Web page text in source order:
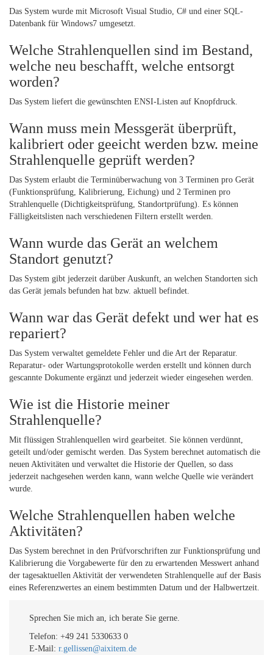
Das System wurde mit Microsoft Visual Studio, C# und einer SQL-
Datenbank für Windows7 umgesetzt.
Welche Strahlenquellen sind im Bestand,
welche neu beschafft, welche entsorgt
worden?
Das System liefert die gewünschten ENSI-Listen auf Knopfdruck.
Wann muss mein Messgerät überprüft,
kalibriert oder geeicht werden bzw. meine
Strahlenquelle geprüft werden?
Das System erlaubt die Terminüberwachung von 3 Terminen pro Gerät
(Funktionsprüfung, Kalibrierung, Eichung) und 2 Terminen pro
Strahlenquelle (Dichtigkeitsprüfung, Standortprüfung). Es können
Fälligkeitslisten nach verschiedenen Filtern erstellt werden.
Wann wurde das Gerät an welchem
Standort genutzt?
Das System gibt jederzeit darüber Auskunft, an welchen Standorten sich
das Gerät jemals befunden hat bzw. aktuell befindet.
Wann war das Gerät defekt und wer hat es
repariert?
Das System verwaltet gemeldete Fehler und die Art der Reparatur.
Reparatur- oder Wartungsprotokolle werden erstellt und können durch
gescannte Dokumente ergänzt und jederzeit wieder eingesehen werden.
Wie ist die Historie meiner
Strahlenquelle?
Mit flüssigen Strahlenquellen wird gearbeitet. Sie können verdünnt,
geteilt und/oder gemischt werden. Das System berechnet automatisch die
neuen Aktivitäten und verwaltet die Historie der Quellen, so dass
jederzeit nachgesehen werden kann, wann welche Quelle wie verändert
wurde.
Welche Strahlenquellen haben welche
Aktivitäten?
Das System berechnet in den Prüfvorschriften zur Funktionsprüfung und
Kalibrierung die Vorgabewerte für den zu erwartenden Messwert anhand
der tagesaktuellen Aktivität der verwendeten Strahlenquelle auf der Basis
eines Referenzwertes an einem bestimmten Datum und der Halbwertzeit.
Sprechen Sie mich an, ich berate Sie gerne.
Telefon: +49 241 5330633 0
E-Mail:r.gellissen@aixitem.de